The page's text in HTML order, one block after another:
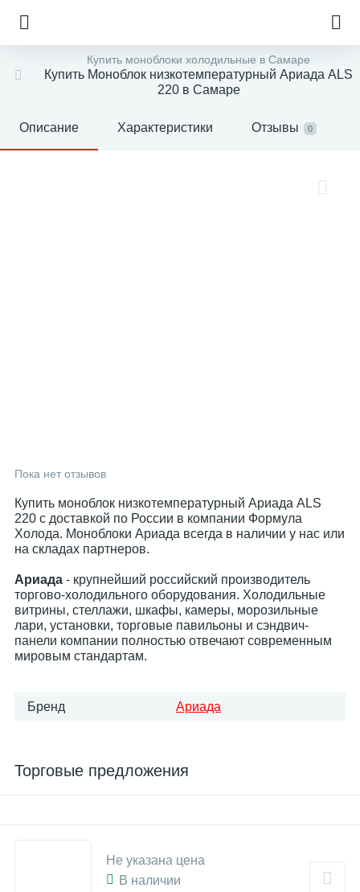
Купить моноблоки холодильные в Самаре
Купить Моноблок низкотемпературный Ариада ALS
220 в Самаре
Описание Характеристики Отзывы 0
Пока нет отзывов
Купить моноблок низкотемпературный Ариада ALS
220 с доставкой по России в компании Формула
Холода. Моноблоки Ариада всегда в наличии у нас или
на складах партнеров.
Ариада - крупнейший российский производитель
торгово-холодильного оборудования. Холодильные
витрины, стеллажи, шкафы, камеры, морозильные
лари, установки, торговые павильоны и сэндвич-
панели компании полностью отвечают современным
мировым стандартам.
Бренд Ариада
Торговые предложения
Не указана цена
В наличии